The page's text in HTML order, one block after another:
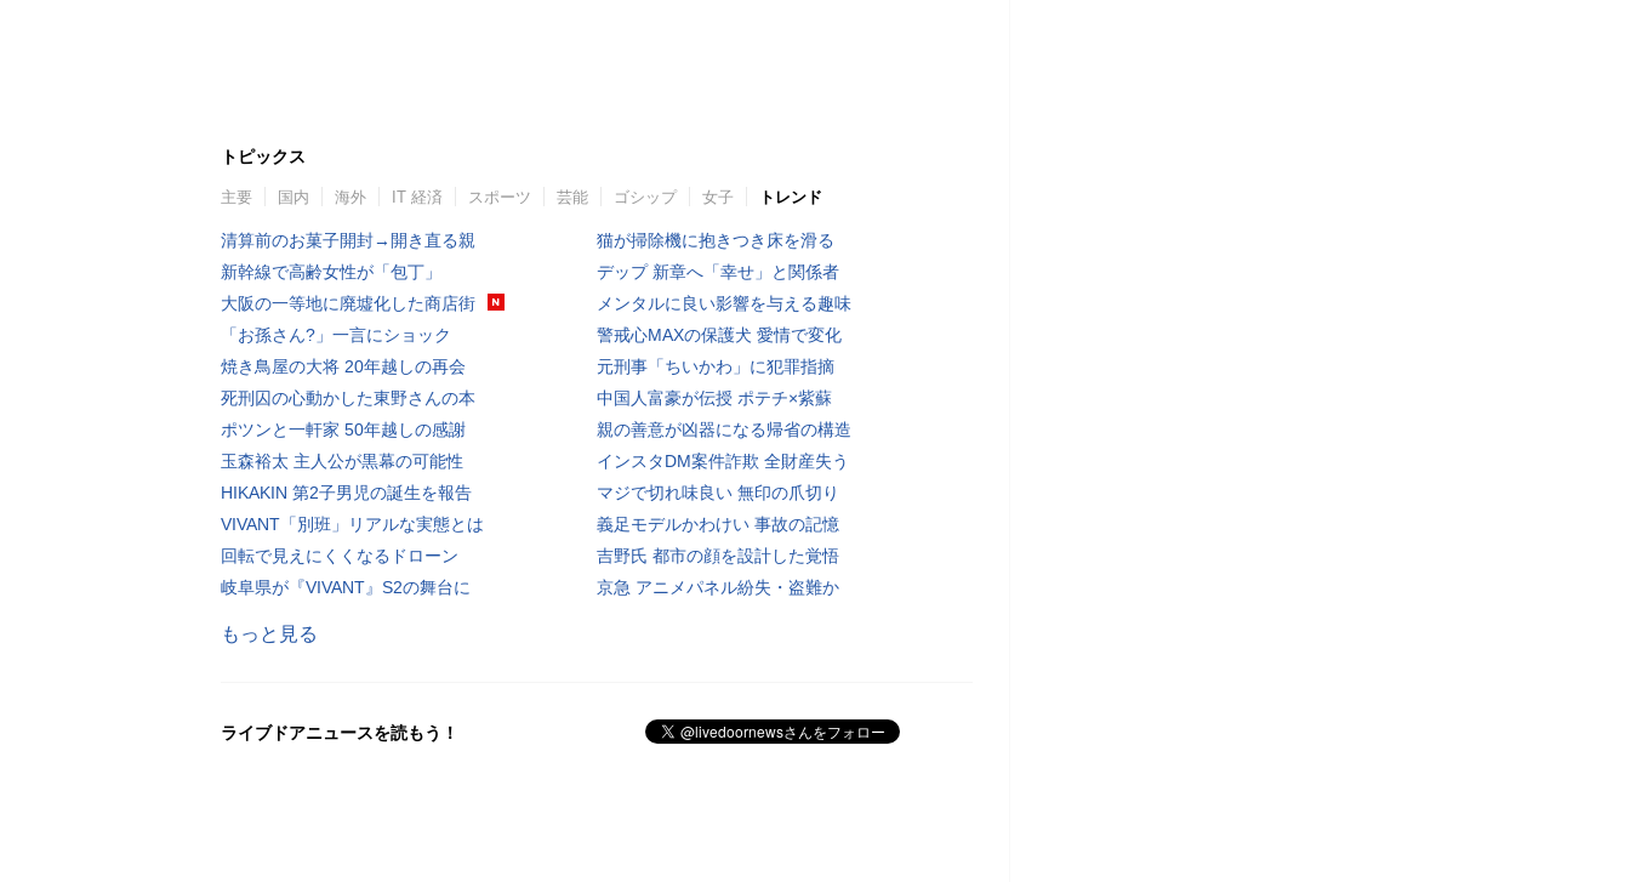
トピックス
主要 国内 海外 IT 経済 スポーツ 芸能 ゴシップ 女子 トレンド
清算前のお菓子開封→開き直る親
新幹線で高齢女性が「包丁」
大阪の一等地に廃墟化した商店街
「お孫さん?」一言にショック
焼き鳥屋の大将 20年越しの再会
死刑囚の心動かした東野さんの本
ポツンと一軒家 50年越しの感謝
玉森裕太 主人公が黒幕の可能性
HIKAKIN 第2子男児の誕生を報告
VIVANT「別班」リアルな実態とは
回転で見えにくくなるドローン
岐阜県が『VIVANT』S2の舞台に
猫が掃除機に抱きつき床を滑る
デップ 新章へ「幸せ」と関係者
メンタルに良い影響を与える趣味
警戒心MAXの保護犬 愛情で変化
元刑事「ちいかわ」に犯罪指摘
中国人富豪が伝授 ポテチ×紫蘇
親の善意が凶器になる帰省の構造
インスタDM案件詐欺 全財産失う
マジで切れ味良い 無印の爪切り
義足モデルかわけい 事故の記憶
吉野氏 都市の顔を設計した覚悟
京急 アニメパネル紛失・盗難か
もっと見る
ライブドアニュースを読もう！